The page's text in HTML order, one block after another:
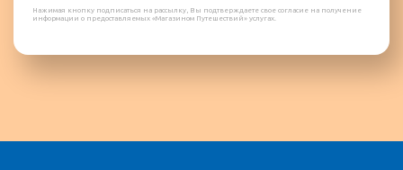
Нажимая кнопку подписаться на рассылку, Вы подтверждаете свое согласие на получение
информации о предоставляемых «Магазином Путешествий» услугах.